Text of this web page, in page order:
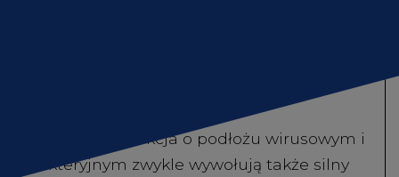
Natomiast infekcja o podłożu wirusowym i
bakteryjnym zwykle wywołują także silny